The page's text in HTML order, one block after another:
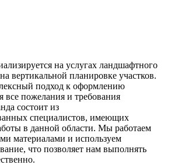
на услугах ландшафтного
вертикальной планировке участков.
подход к оформлению
все пожелания и требования
состоит из
специалистов, имеющих
в данной области. Мы работаем
материалами и используем
что позволяет нам выполнять